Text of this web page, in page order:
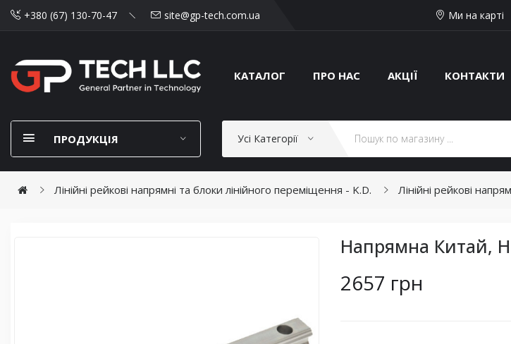
+380 (67) 130-70-47 site@gp-tech.com.ua Ми на карті
КАТАЛОГ ПРО НАС АКЦІЇ КОНТАКТИ
ПРОДУКЦІЯ Усі Категорії
Лінійні рейкові напрямні та блоки лінійного переміщення - K.D. Лінійні рейкові
Напрямна Китай,
2657 грн